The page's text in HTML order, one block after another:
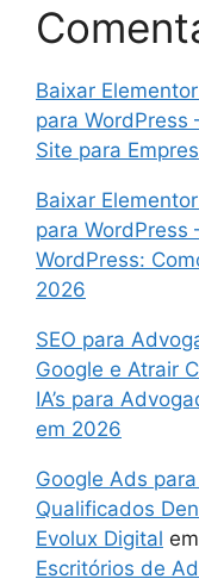
Baixar
para WordPress
Site para
Baixar
para WordPress
WordPress:
2026
SEO para
Google e Atrair
IA’s para
em 2026
Google Ads
Qualificados
Evolux Digital em
Escritórios de